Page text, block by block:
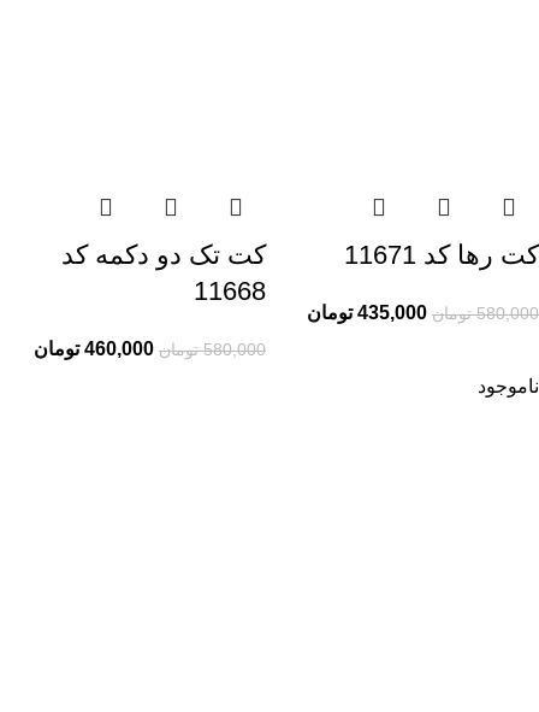
کت رها کد 11671
580,000 تومان 435,000 تومان
کت تک دو دکمه کد
11668
580,000 تومان 460,000 تومان
ناموجود